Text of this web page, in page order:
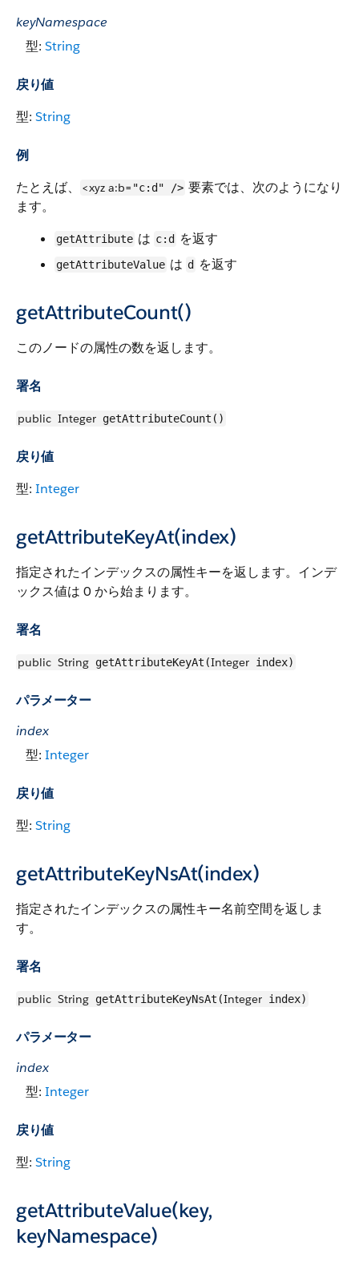
keyNamespace
型: String
戻り値
型: String
例
たとえば、
<xyz a:b= "c:d" /> 要素では、次のようになり
ます。
getAttribute は c:d を返す
getAttributeValue は d を返す
getAttributeCount()
このノードの属性の数を返します。
署名
public Integer getAttributeCount()
戻り値
型: Integer
getAttributeKeyAt(index)
指定されたインデックスの属性キーを返します。インデ
ックス値は 0 から始まります。
署名
public String getAttributeKeyAt(Integer index)
パラメーター
index
型: Integer
戻り値
型: String
getAttributeKeyNsAt(index)
指定されたインデックスの属性キー名前空間を返しま
す。
署名
public String getAttributeKeyNsAt(Integer index)
パラメーター
index
型: Integer
戻り値
型: String
getAttributeValue(key,
keyNamespace)